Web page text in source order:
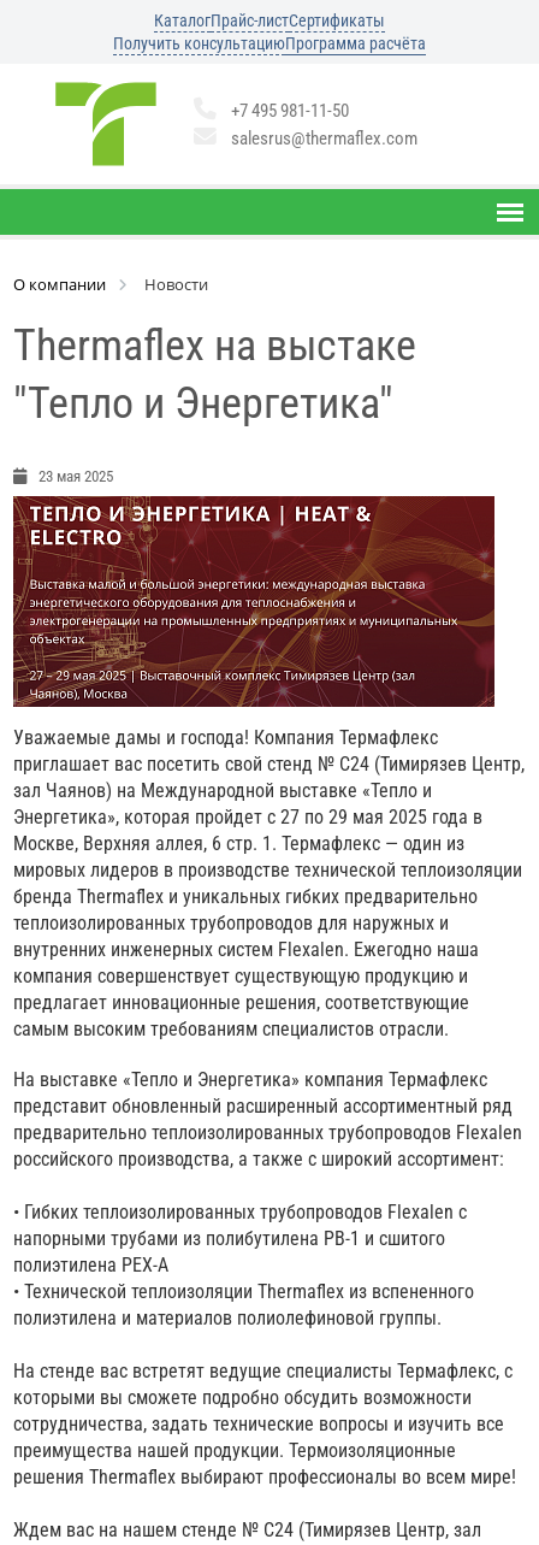
КаталогПрайс-листСертификаты
Получить консультациюПрограмма расчёта
+7 495 981-11-50
salesrus@thermaflex.com
О компании Новости
Thermaflex на выстаке
"Тепло и Энергетика"
23 мая 2025
Уважаемые дамы и господа! Компания Термафлекс
приглашает вас посетить свой стенд № С24 (Тимирязев Центр,
зал Чаянов) на Международной выставке «Тепло и
Энергетика», которая пройдет с 27 по 29 мая 2025 года в
Москве, Верхняя аллея, 6 стр. 1. Термафлекс — один из
мировых лидеров в производстве технической теплоизоляции
бренда Thermaflex и уникальных гибких предварительно
теплоизолированных трубопроводов для наружных и
внутренних инженерных систем Flexalen. Ежегодно наша
компания совершенствует существующую продукцию и
предлагает инновационные решения, соответствующие
самым высоким требованиям специалистов отрасли.
На выставке «Тепло и Энергетика» компания Термафлекс
представит обновленный расширенный ассортиментный ряд
предварительно теплоизолированных трубопроводов Flexalen
российского производства, а также с широкий ассортимент:
• Гибких теплоизолированных трубопроводов Flexalen с
напорными трубами из полибутилена PB-1 и сшитого
полиэтилена PEX-A
• Технической теплоизоляции Thermaflex из вспененного
полиэтилена и материалов полиолефиновой группы.
На стенде вас встретят ведущие специалисты Термафлекс, с
которыми вы сможете подробно обсудить возможности
сотрудничества, задать технические вопросы и изучить все
преимущества нашей продукции. Термоизоляционные
решения Thermaflex выбирают профессионалы во всем мире!
Ждем вас на нашем стенде № C24 (Тимирязев Центр, зал